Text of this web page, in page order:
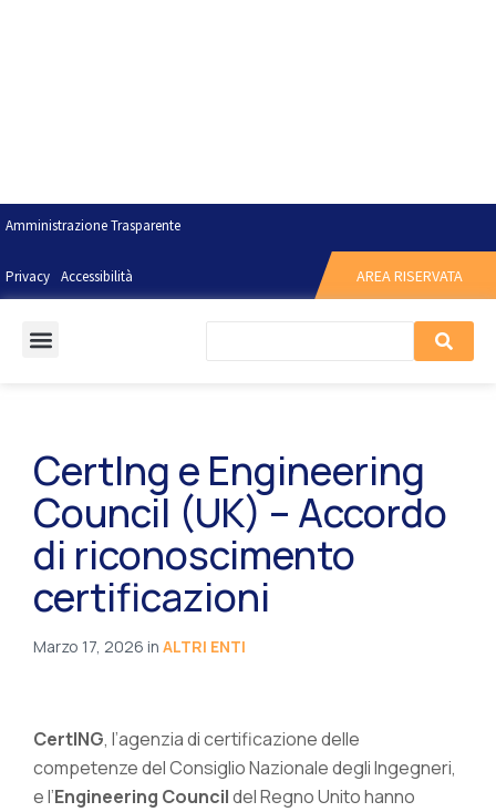
Amministrazione Trasparente
Privacy Accessibilità AREA RISERVATA
CertIng e Engineering
Council (UK) – Accordo
di riconoscimento
certificazioni
Marzo 17, 2026 in ALTRI ENTI
CertING, l’agenzia di certificazione delle
competenze del Consiglio Nazionale degli Ingegneri,
e l’Engineering Councildel Regno Unito hanno